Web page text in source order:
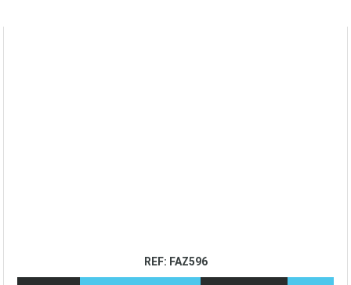
REF: FAZ596